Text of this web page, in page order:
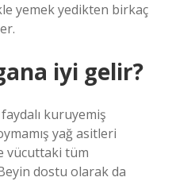
yemek yedikten birkaç
iyi gelir?
kuruyemiş
yağ asitleri
vücuttaki tüm
dostu olarak da